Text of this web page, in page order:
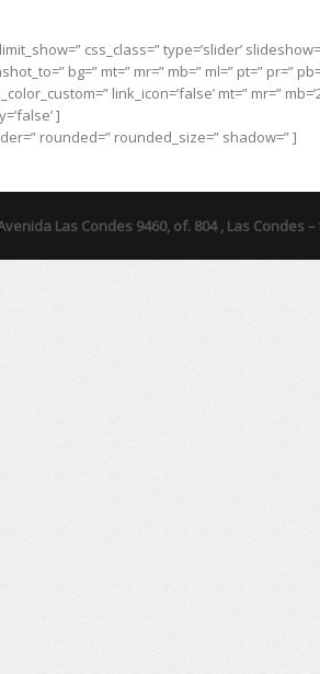
css_class=” type=’slider’
bg=” mt=” mr=” mb=” ml=” pt=” pr=”
link_icon=’false’ mt=” mr=”
]
rounded=” rounded_size=” shadow=” ]
Las Condes 9460, of. 804 , Las Condes –